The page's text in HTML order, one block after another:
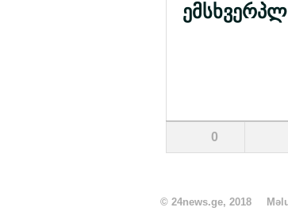
0
© 24news.ge, 2018